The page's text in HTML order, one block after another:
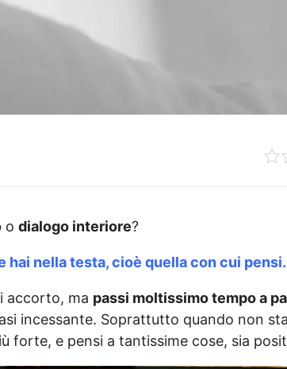
odialogo interiore?
hai nella testa, cioè quella con cui pensi.
accorto, ma passi moltissimo tempo a
incessante. Soprattutto quando non
forte, e pensi a tantissime cose, sia